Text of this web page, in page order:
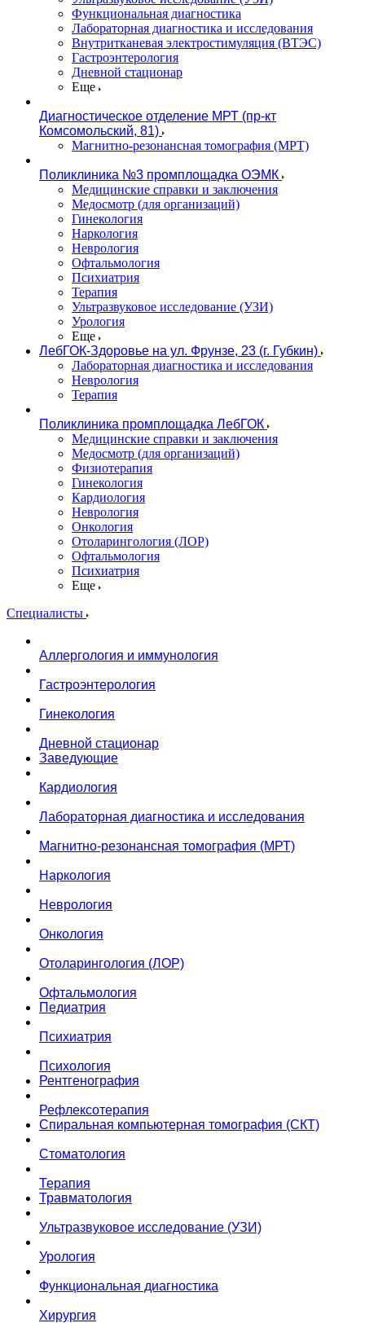
Функциональная диагностика
Лабораторная диагностика и исследования
Внутритканевая электростимуляция (ВТЭС)
Гастроэнтерология
Дневной стационар
Еще
Диагностическое отделение МРТ (пр-кт
Комсомольский, 81)
Магнитно-резонансная томография (МРТ)
Поликлиника №3 промплощадка ОЭМК
Медицинские справки и заключения
Медосмотр (для организаций)
Гинекология
Наркология
Неврология
Офтальмология
Психиатрия
Терапия
Ультразвуковое исследование (УЗИ)
Урология
Еще
ЛебГОК-Здоровье на ул. Фрунзе, 23 (г. Губкин)
Лабораторная диагностика и исследования
Неврология
Терапия
Поликлиника промплощадка ЛебГОК
Медицинские справки и заключения
Медосмотр (для организаций)
Физиотерапия
Гинекология
Кардиология
Неврология
Онкология
Отоларингология (ЛОР)
Офтальмология
Психиатрия
Еще
Специалисты
Аллергология и иммунология
Гастроэнтерология
Гинекология
Дневной стационар
Заведующие
Кардиология
Лабораторная диагностика и исследования
Магнитно-резонансная томография (МРТ)
Наркология
Неврология
Онкология
Отоларингология (ЛОР)
Офтальмология
Педиатрия
Психиатрия
Психология
Рентгенография
Рефлексотерапия
Спиральная компьютерная томография (СКТ)
Стоматология
Терапия
Травматология
Ультразвуковое исследование (УЗИ)
Урология
Функциональная диагностика
Хирургия